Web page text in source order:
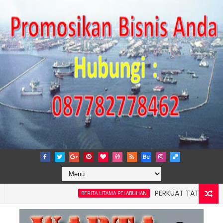
BERITA UTAMA PELABUHAN
PERKUAT TATA KELOLA
4: Pelindo Jasa Maritim Dengar Keluhan dan Kebutuhan